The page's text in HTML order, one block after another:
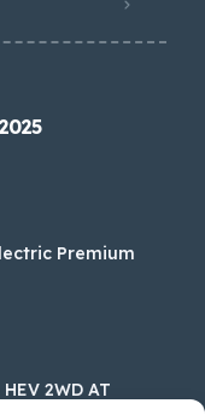
Premium
2WD AT